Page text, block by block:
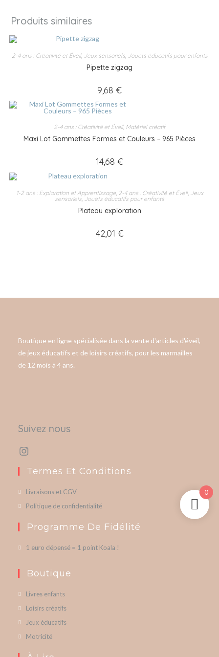
Produits similaires
2-4 ans : Créativité et Éveil, Jeux sensoriels, Jouets éducatifs pour enfants
Pipette zigzag
9,68 €
2-4 ans : Créativité et Éveil, Matériel créatif
Maxi Lot Gommettes Formes et Couleurs – 965 Pièces
14,68 €
1-2 ans : Exploration et Apprentissage, 2-4 ans : Créativité et Éveil, Jeux
sensoriels Jouets éducatifs pour enfants
Plateau exploration
42,01 €
Boutique en ligne spécialisée dans la vente d'articles d'éveil,
de jeux éducatifs et de loisirs créatifs, pour les marmailles
de 12 mois à 4 ans.
Suivez nous
Termes Et Conditions
Livraisons et CGV
Politique de confidentialité
Programme De Fidélité
1 euro dépensé = 1 point Koala !
Boutique
Livres enfants
Loisirs créatifs
Jeux éducatifs
Motricité
0